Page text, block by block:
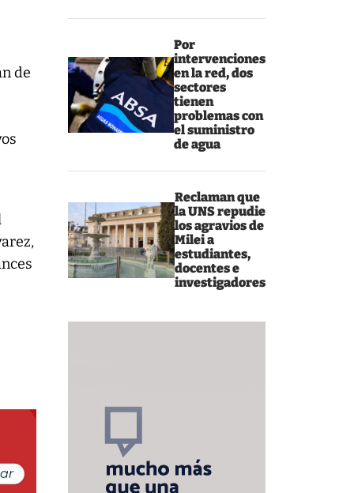
Por
intervenciones
en la red, dos
sectores
tienen
problemas con
el suministro
de agua
Reclaman que
la UNS repudie
los agravios de
Milei a
estudiantes,
docentes e
investigadores
de